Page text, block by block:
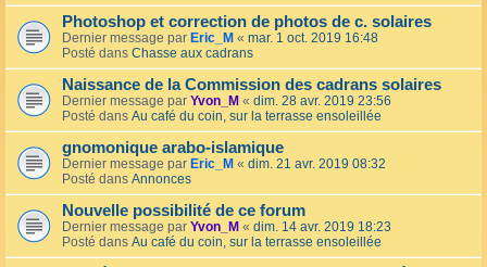
Photoshop et correction de photos de c. solaires
Dernier message par Eric_M « mar. 1 oct. 2019 16:48
Posté dans Chasse aux cadrans
Naissance de la Commission des cadrans solaires
Dernier message par Yvon_M « dim. 28 avr. 2019 23:56
Posté dans Au café du coin, sur la terrasse ensoleillée
gnomonique arabo-islamique
Dernier message par Eric_M « dim. 21 avr. 2019 08:32
Posté dans Annonces
Nouvelle possibilité de ce forum
Dernier message par Yvon_M « dim. 14 avr. 2019 18:23
Posté dans Au café du coin, sur la terrasse ensoleillée